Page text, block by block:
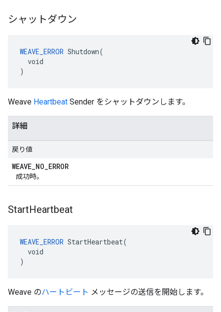
シャットダウン
WEAVE_ERROR Shutdown(
  void
)
Weave Heartbeat Sender をシャットダウンします。
詳細
戻り値
WEAVE_NO_ERROR
成功時。
StartHeartbeat
WEAVE_ERROR StartHeartbeat(
  void
)
Weave のハートビート メッセージの送信を開始します。